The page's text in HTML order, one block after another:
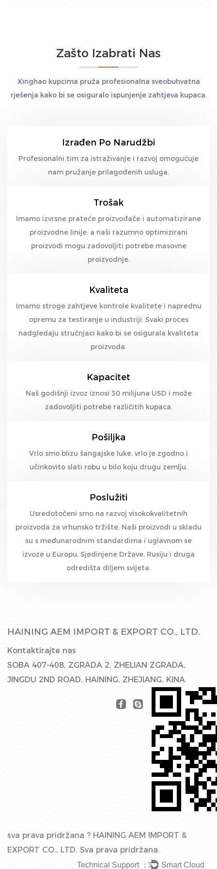
Zašto Izabrati Nas
Xinghao kupcima pruža profesionalna sveobuhvatna
rješenja kako bi se osiguralo ispunjenje zahtjeva kupaca.
Izrađen Po Narudžbi
Profesionalni tim za istraživanje i razvoj omogućuje
nam pružanje prilagođenih usluga.
Trošak
Imamo izvrsne prateće proizvođače i automatizirane
proizvodne linije, a naši razumno optimizirani
proizvodi mogu zadovoljiti potrebe masovne
proizvodnje.
Kvaliteta
Imamo stroge zahtjeve kontrole kvalitete i naprednu
opremu za testiranje u industriji. Svaki proces
nadgledaju stručnjaci kako bi se osigurala kvaliteta
proizvoda.
Kapacitet
Naš godišnji izvoz iznosi 30 milijuna USD i može
zadovoljiti potrebe različitih kupaca.
Pošiljka
Vrlo smo blizu šangajske luke, vrlo je zgodno i
učinkovito slati robu u bilo koju drugu zemlju.
Poslužiti
Usredotočeni smo na razvoj visokokvalitetnih
proizvoda za vrhunsko tržište. Naši proizvodi u skladu
su s međunarodnim standardima i uglavnom se
izvoze u Europu, Sjedinjene Države, Rusiju i druga
odredišta diljem svijeta.
HAINING AEM IMPORT & EXPORT CO., LTD.
Kontaktirajte nas
SOBA 407-408, ZGRADA 2, ZHELIAN ZGRADA,
JINGDU 2ND ROAD, HAINING, ZHEJIANG, KINA
sva prava pridržana ? HAINING AEM IMPORT &
EXPORT CO., LTD. Sva prava pridržana.
Technical Support ： Smart Cloud